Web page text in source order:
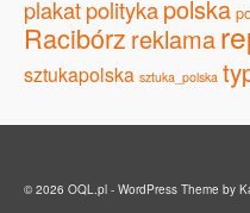
plakatpolitykapolska
Racibórz reklama
sztukapolska sztuka_polska
© 2026 OQL.pl - WordPress Theme by